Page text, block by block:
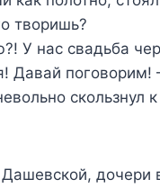
творишь?
У нас свадьба
Давай поговорим!
скользнул
дочери